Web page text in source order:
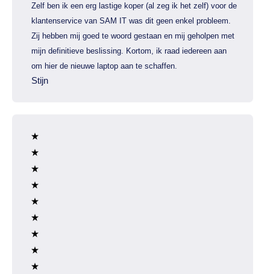
Zelf ben ik een erg lastige koper (al zeg ik het zelf) voor de
klantenservice van SAM IT was dit geen enkel probleem.
Zij hebben mij goed te woord gestaan en mij geholpen met
mijn definitieve beslissing. Kortom, ik raad iedereen aan
om hier de nieuwe laptop aan te schaffen.
Stijn